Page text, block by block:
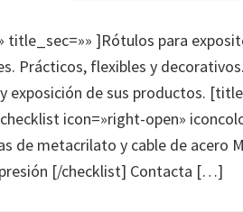
title_sec=»» ]Rótulos para
Prácticos, flexibles y
exposición de sus productos.
icon=»right-open»
de metacrilato y cable de acero
[/checklist] Contacta […]